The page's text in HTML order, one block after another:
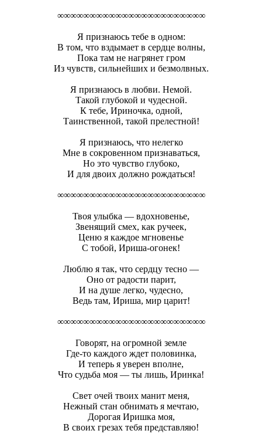
∞∞∞∞∞∞∞∞∞∞∞∞∞∞∞∞∞∞∞∞∞∞∞
Я признаюсь тебе в одном:
В том, что вздымает в сердце волны,
Пока там не нагрянет гром
Из чувств, сильнейших и безмолвных.
Я признаюсь в любви. Немой.
Такой глубокой и чудесной.
К тебе, Ириночка, одной,
Таинственной, такой прелестной!
Я признаюсь, что нелегко
Мне в сокровенном признаваться,
Но это чувство глубоко,
И для двоих должно рождаться!
∞∞∞∞∞∞∞∞∞∞∞∞∞∞∞∞∞∞∞∞∞∞∞
Твоя улыбка — вдохновенье,
Звенящий смех, как ручеек,
Ценю я каждое мгновенье
С тобой, Ириша-огонек!
Люблю я так, что сердцу тесно —
Оно от радости парит,
И на душе легко, чудесно,
Ведь там, Ириша, мир царит!
∞∞∞∞∞∞∞∞∞∞∞∞∞∞∞∞∞∞∞∞∞∞∞
Говорят, на огромной земле
Где-то каждого ждет половинка,
И теперь я уверен вполне,
Что судьба моя — ты лишь, Иринка!
Свет очей твоих манит меня,
Нежный стан обнимать я мечтаю,
Дорогая Иришка моя,
В своих грезах тебя представляю!